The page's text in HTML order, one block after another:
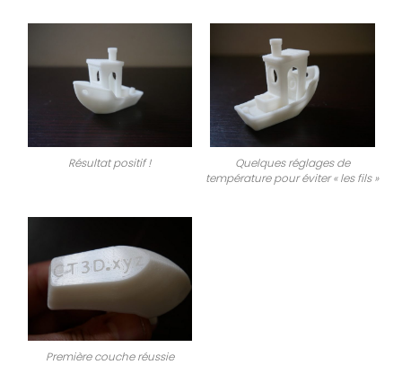
Résultat positif !
Quelques réglages de
température pour éviter « les fils »
Première couche réussie